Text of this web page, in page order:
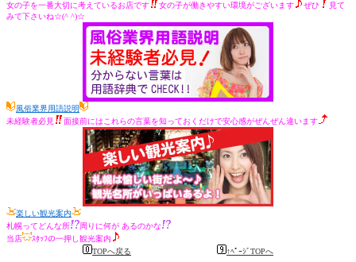
女の子を一番大切に考えているお店です
女の子が働きやすい環境がございます ぜひ
見て
みて下さいね☆(^ ^)☆
風俗業界用語説明
未経験者必見
面接前にはこれらの言葉を知っておくだけで安心感がぜんぜん違います
楽しい観光案内
札幌ってどんな所
周りに何が あるのかな
当店
ｽﾀｯﾌの一押し観光案内
TOPへ戻る
↑ﾍﾟｰｼﾞTOPへ